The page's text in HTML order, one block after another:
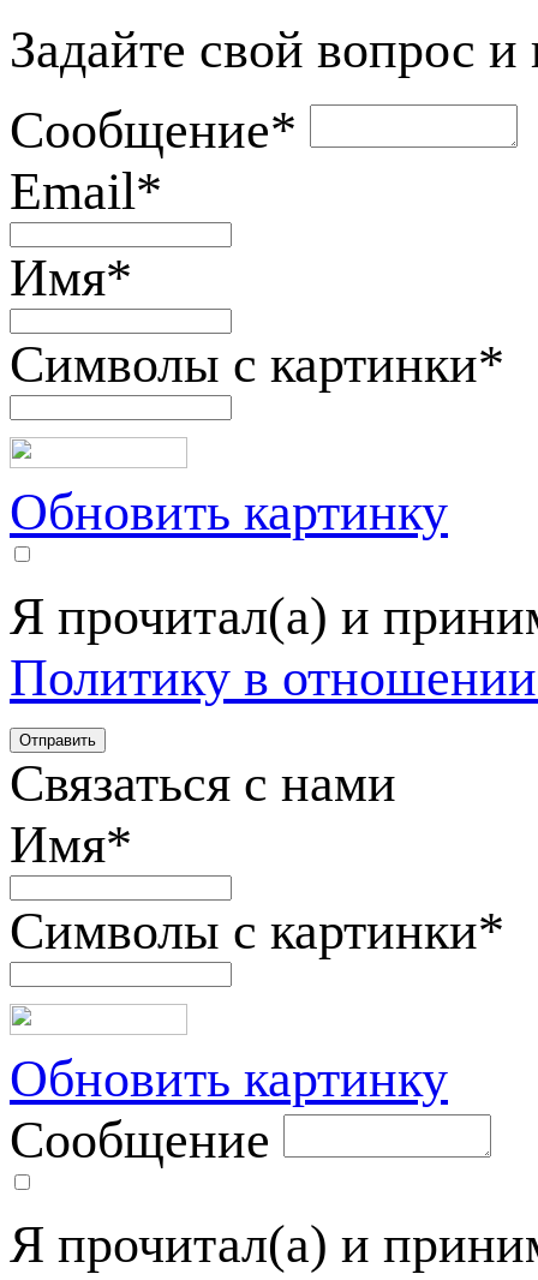
Задайте свой вопрос
Сообщение*
Email*
Имя*
Символы с картинки*
Обновить картинку
Я прочитал(а) и
Политику в
Связаться с нами
Имя*
Символы с картинки*
Обновить картинку
Сообщение
Я прочитал(а) и